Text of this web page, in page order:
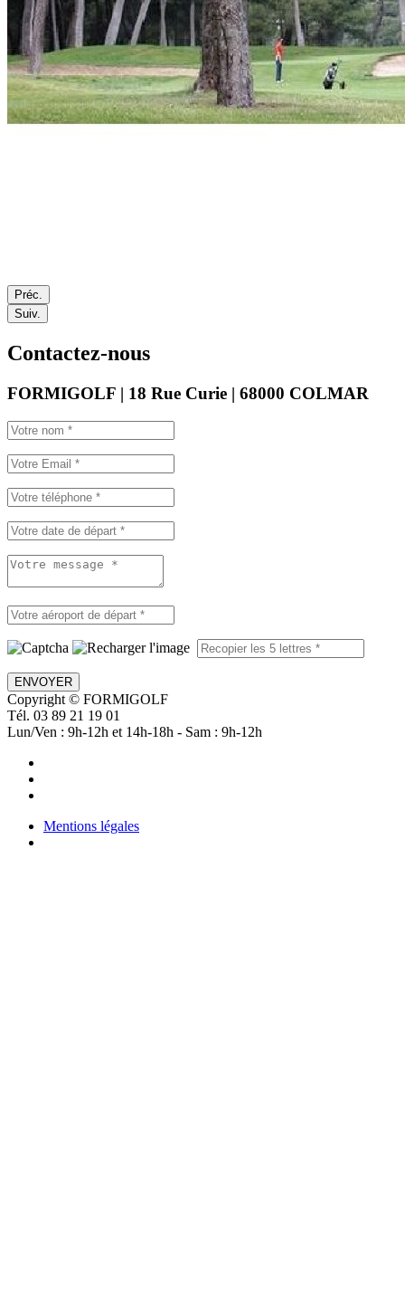
Préc.
Suiv.
Contactez-nous
FORMIGOLF | 18 Rue Curie | 68000 COLMAR
ENVOYER
Copyright © FORMIGOLF
Tél. 03 89 21 19 01
Lun/Ven : 9h-12h et 14h-18h - Sam : 9h-12h
Mentions légales